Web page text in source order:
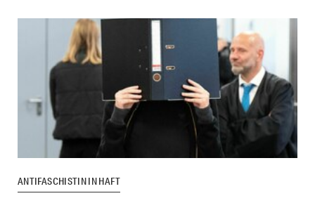
ANTIFASCHISTIN IN HAFT